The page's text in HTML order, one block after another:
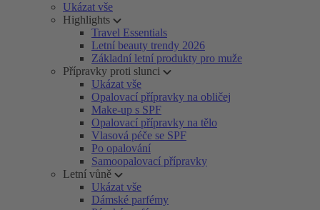
Ukázat vše
Highlights
Travel Essentials
Letní beauty trendy 2026
Základní letní produkty pro muže
Přípravky proti slunci
Ukázat vše
Opalovací přípravky na obličej
Make-up s SPF
Opalovací přípravky na tělo
Vlasová péče se SPF
Po opalování
Samoopalovací přípravky
Letní vůně
Ukázat vše
Dámské parfémy